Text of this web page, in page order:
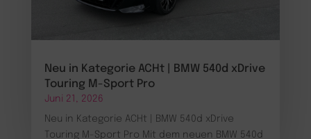
Neu in Kategorie ACHt | BMW 540d xDrive
Touring M-Sport Pro
Juni 21, 2026
Neu in Kategorie ACHt | BMW 540d xDrive
Touring M-Sport Pro Mit dem neuen BMW 540d